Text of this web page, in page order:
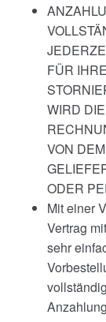
FÜR
WIRD
VON
ODER
Mit einer
Vertrag
sehr